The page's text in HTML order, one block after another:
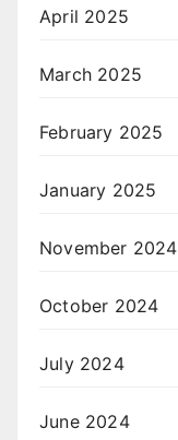
April 2025
March 2025
February 2025
January 2025
November 2024
October 2024
July 2024
June 2024